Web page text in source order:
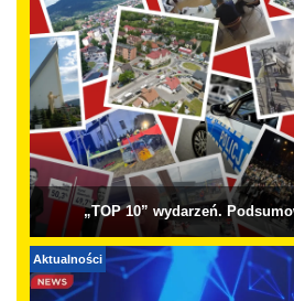
„TOP 10” wydarzeń.
Aktualności